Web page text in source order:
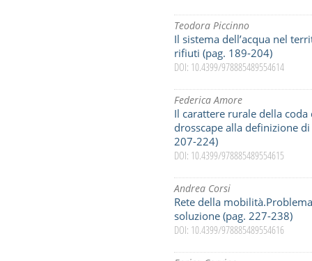
Teodora Piccinno
Il sistema dell’acqua nel
rifiuti (pag. 189-204)
DOI: 10.4399/978885489554614
Federica Amore
Il carattere rurale della coda
drosscape alla definizione
207-224)
DOI: 10.4399/978885489554615
Andrea Corsi
Rete della
soluzione (pag. 227-238)
DOI: 10.4399/978885489554616